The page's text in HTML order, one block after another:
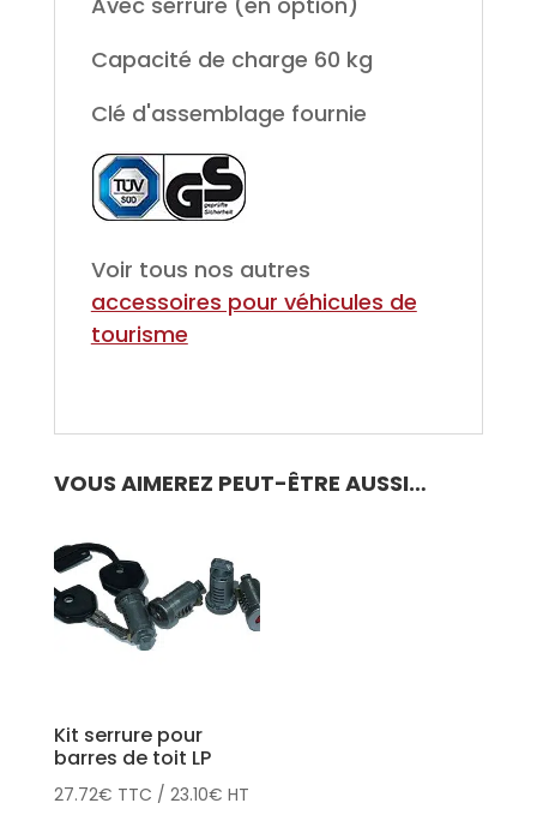
Capacité de charge 60 kg
Clé d'assemblage fournie
Voir tous nos autres
accessoires pour véhicules de
tourisme
VOUS AIMEREZ PEUT-ÊTRE AUSSI…
Kit serrure pour
barres de toit LP
27.72€ TTC / 23.10€ HT